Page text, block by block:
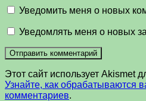
Уведомить меня о новых
Уведомлять меня о новых
Этот сайт использует Akismet
Узнайте, как обрабатываются
комментариев.